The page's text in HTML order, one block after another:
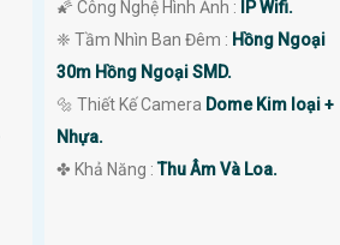
🌠 Công Nghệ Hình Ảnh :
IP Wifi.
❈ Tầm Nhìn Ban Đêm : Hồng Ngoại
30m Hồng Ngoại SMD.
🔩 Thiết Kế Camera Dome Kim loại +
Nhựa.
️✤ Khả Năng :Thu Âm Và Loa.